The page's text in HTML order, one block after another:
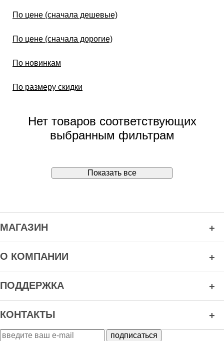
По цене (сначала дешевые)
По цене (сначала дорогие)
По новинкам
По размеру скидки
Нет товаров соответствующих
выбранным фильтрам
Показать все
МАГАЗИН
О КОМПАНИИ
ПОДДЕРЖКА
КОНТАКТЫ